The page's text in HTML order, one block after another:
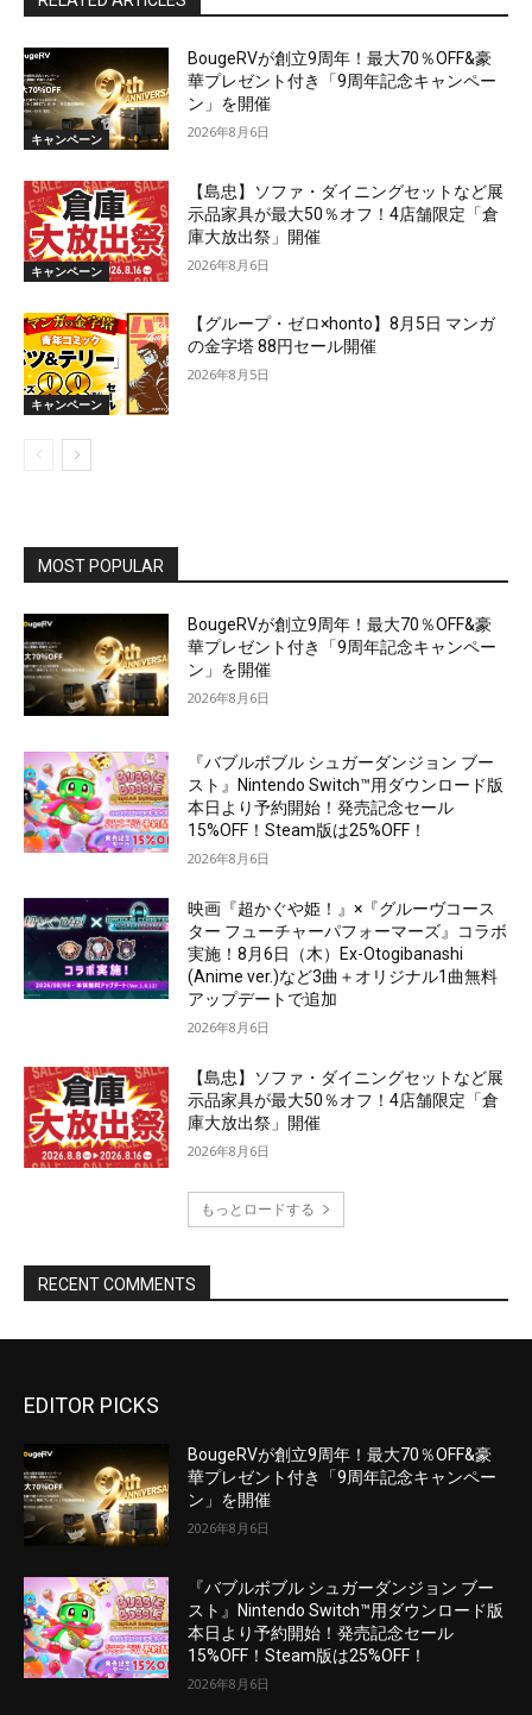
EDITOR PICKS
BougeRVが創立9周年！最大70％OFF&豪
華プレゼント付き「9周年記念キャンペー
ン」を開催
2026年8月6日
『バブルボブル シュガーダンジョン ブー
スト』Nintendo Switch™用ダウンロード版
本日より予約開始！発売記念セール
15%OFF！Steam版は25%OFF！
2026年8月6日